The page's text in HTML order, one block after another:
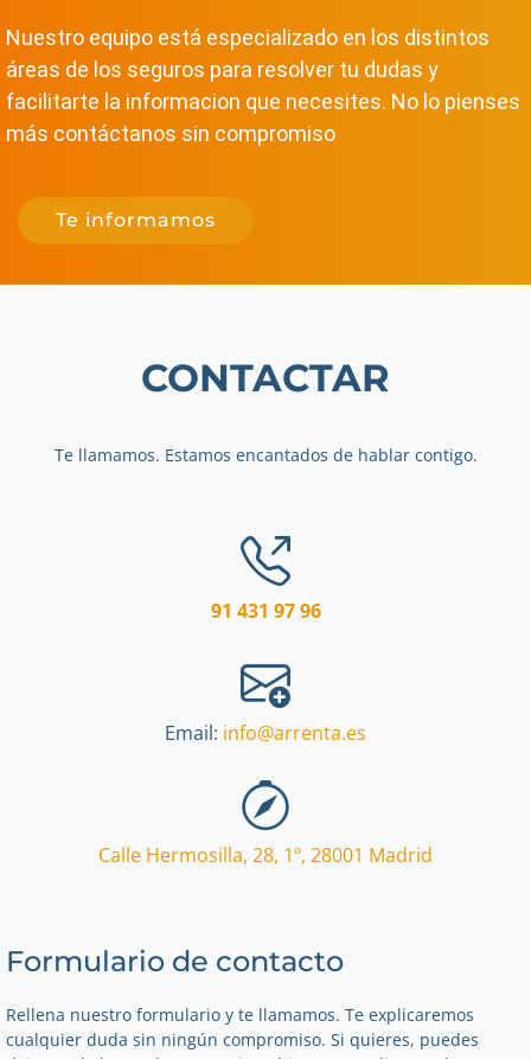
Nuestro equipo está especializado en los distintos
áreas de los seguros para resolver tu dudas y
facilitarte la informacion que necesites. No lo pienses
más contáctanos sin compromiso
Te informamos
CONTACTAR
Te llamamos. Estamos encantados de hablar contigo.
91 431 97 96
Email: info@arrenta.es
Calle Hermosilla, 28, 1º, 28001 Madrid
Formulario de contacto
Rellena nuestro formulario y te llamamos. Te explicaremos
cualquier duda sin ningún compromiso. Si quieres, puedes